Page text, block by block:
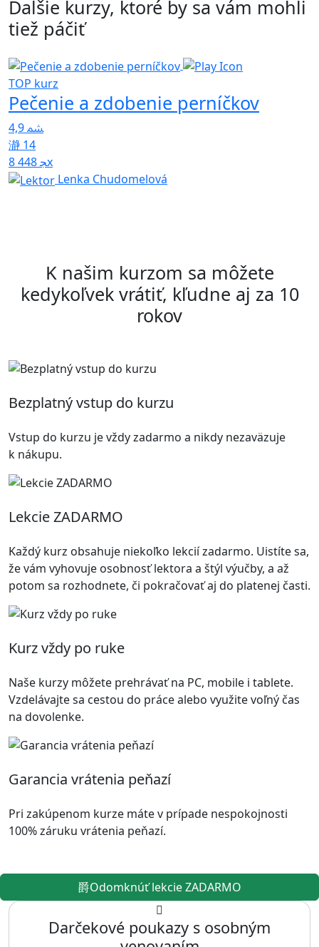
Ďalšie kurzy, ktoré by sa vám mohli
tiež páčiť
TOP kurz
Pečenie a zdobenie perníčkov
4,9
14
8 448x
Lenka Chudomelová
K našim kurzom sa môžete
kedykoľvek vrátiť, kľudne aj za 10
rokov
Bezplatný vstup do kurzu
Vstup do kurzu je vždy zadarmo a nikdy nezaväzuje
k nákupu.
Lekcie ZADARMO
Každý kurz obsahuje niekoľko lekcií zadarmo. Uistíte sa,
že vám vyhovuje osobnosť lektora a štýl výučby, a až
potom sa rozhodnete, či pokračovať aj do platenej časti.
Kurz vždy po ruke
Naše kurzy môžete prehrávať na PC, mobile i tablete.
Vzdelávajte sa cestou do práce alebo využite voľný čas
na dovolenke.
Garancia vrátenia peňazí
Pri zakúpenom kurze máte v prípade nespokojnosti
100% záruku vrátenia peňazí.
Odomknúť lekcie ZADARMO
Darčekové poukazy s osobným